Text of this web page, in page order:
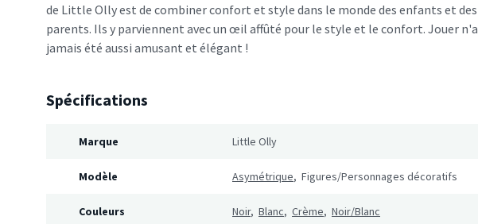
de Little Olly est de combiner confort et style dans le monde des enfants et des
parents. Ils y parviennent avec un œil affûté pour le style et le confort. Jouer n'a
jamais été aussi amusant et élégant !
Spécifications
Marque Little Olly
Modèle Asymétrique, Figures/Personnages décoratifs
Couleurs Noir, Blanc, Crème, Noir/Blanc